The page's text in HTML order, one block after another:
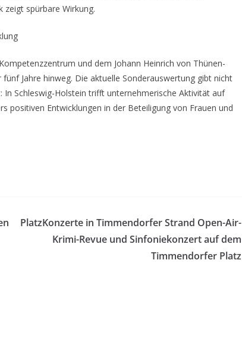
spürbare Wirkung.
und dem Johann Heinrich von Thünen-
Jahre hinweg. Die aktuelle Sonderauswertung gibt nicht
In Schleswig-Holstein trifft unternehmerische Aktivität auf
positiven Entwicklungen in der Beteiligung von Frauen und
PlatzKonzerte in Timmendorfer Strand Open-Air-
Krimi-Revue und Sinfoniekonzert auf dem
Timmendorfer Platz